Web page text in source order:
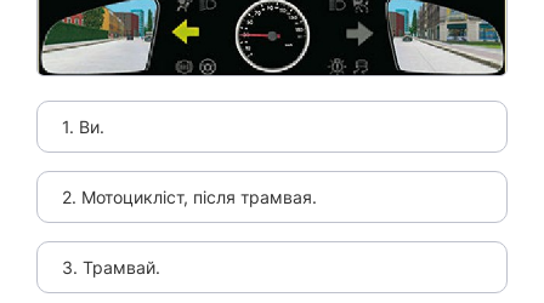
1. Ви.
2. Мотоцикліст, після трамвая.
3. Трамвай.